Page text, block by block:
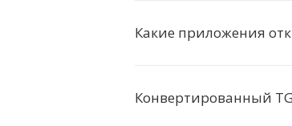
Какие приложения
Конвертированный